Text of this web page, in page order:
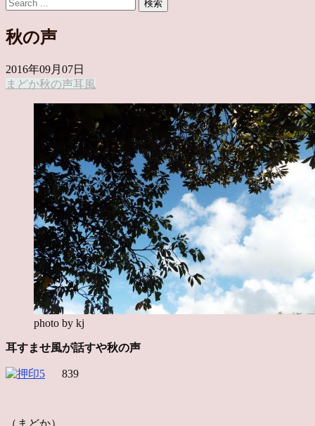
秋の声
2016年09月07日
まどか秋の声耳 風
photo by kj
耳すませ風が話すや秋の声
839
（まどか）